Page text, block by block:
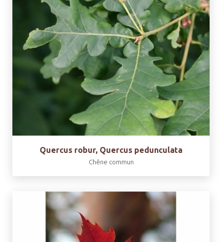
Quercus robur, Quercus pedunculata
Chêne commun